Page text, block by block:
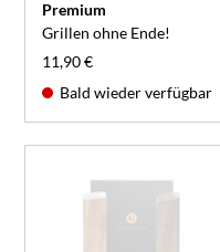
Premium
Grillen ohne Ende!
11,90 €
Bald wieder verfügbar